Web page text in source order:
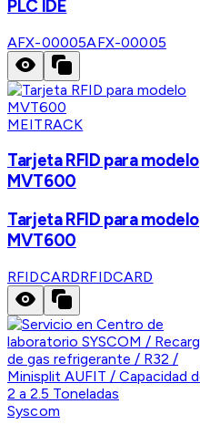
PLC IDE
AFX-00005AFX-00005
MEITRACK
Tarjeta RFID para modelo
MVT600
Tarjeta RFID para modelo
MVT600
RFIDCARDRFIDCARD
Syscom